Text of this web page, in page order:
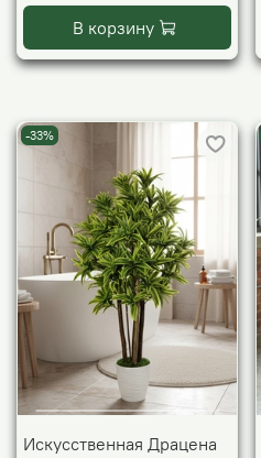
В корзину
-33%
Искусственная Драцена